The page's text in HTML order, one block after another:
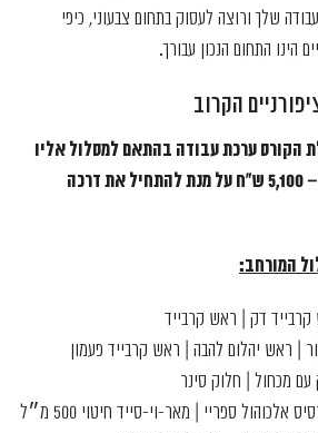
שלך ורוצה לעסוק בתחום צבעוני, כיפי
הינו התחום הנכון עבורך.
הקרוב
הקורס ערכת עבודה בהתאם למסלול אליו
על מנת להתחיל את דרכה
המורחב:
דק | ראש קרבייד
| ראש יהלום להבה | ראש קרבייד פעמון
ספריי | מאר-וי-סייד חיטוי 500 מ״ל